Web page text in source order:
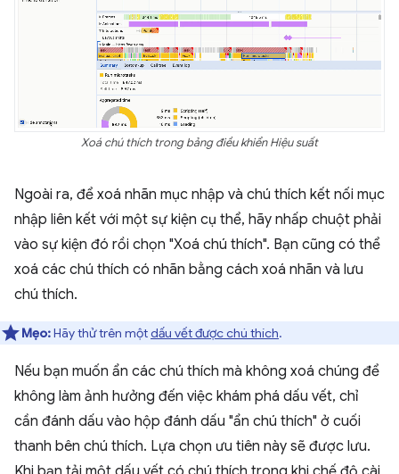
Xoá chú thích trong bảng điều khiển Hiệu suất
Ngoài ra, để xoá nhãn mục nhập và chú thích kết nối mục
nhập liên kết với một sự kiện cụ thể, hãy nhấp chuột phải
vào sự kiện đó rồi chọn "Xoá chú thích". Bạn cũng có thể
xoá các chú thích có nhãn bằng cách xoá nhãn và lưu
chú thích.
Mẹo:Hãy thử trên mộtdấu vết được chú thích.
Nếu bạn muốn ẩn các chú thích mà không xoá chúng để
không làm ảnh hưởng đến việc khám phá dấu vết, chỉ
cần đánh dấu vào hộp đánh dấu "ẩn chú thích" ở cuối
thanh bên chú thích. Lựa chọn ưu tiên này sẽ được lưu.